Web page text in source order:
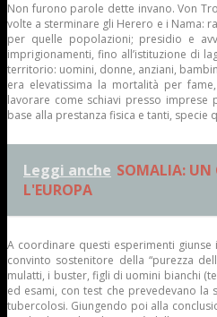
Non furono parole dette invano. Von
volte a sterminare gli Herero e i Nama:
per quelle popolazioni; presidio e
imprigionamenti, fino all’istituzione di
territorio: uomini, donne, anziani,
era elevatissima la mortalità per
lavorare come schiavi presso imprese
base alla prestanza fisica e tanti,
Leggi anche SOMALIA: UN
L'EUROPA
A coordinare questi esperimenti
convinto sostenitore della “purezza
mulatti, i buster, figli di uomini bianchi
ed esami, con test che prevedevano
tubercolosi. Giungendo poi alla